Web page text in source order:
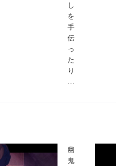
し
を
手
伝
っ
た
り
…
幽
鬼